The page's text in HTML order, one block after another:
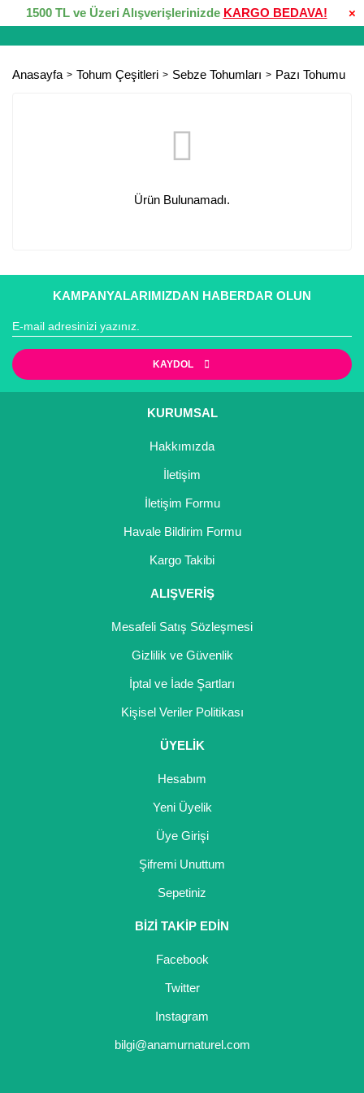
×
1500 TL ve Üzeri Alışverişlerinizde KARGO BEDAVA!
Anasayfa Tohum Çeşitleri Sebze Tohumları Pazı Tohumu
Ürün Bulunamadı.
KAMPANYALARIMIZDAN HABERDAR OLUN
KAYDOL
KURUMSAL
Hakkımızda
İletişim
İletişim Formu
Havale Bildirim Formu
Kargo Takibi
ALIŞVERİŞ
Mesafeli Satış Sözleşmesi
Gizlilik ve Güvenlik
İptal ve İade Şartları
Kişisel Veriler Politikası
ÜYELİK
Hesabım
Yeni Üyelik
Üye Girişi
Şifremi Unuttum
Sepetiniz
BİZİ TAKİP EDİN
Facebook
Twitter
Instagram
bilgi@anamurnaturel.com